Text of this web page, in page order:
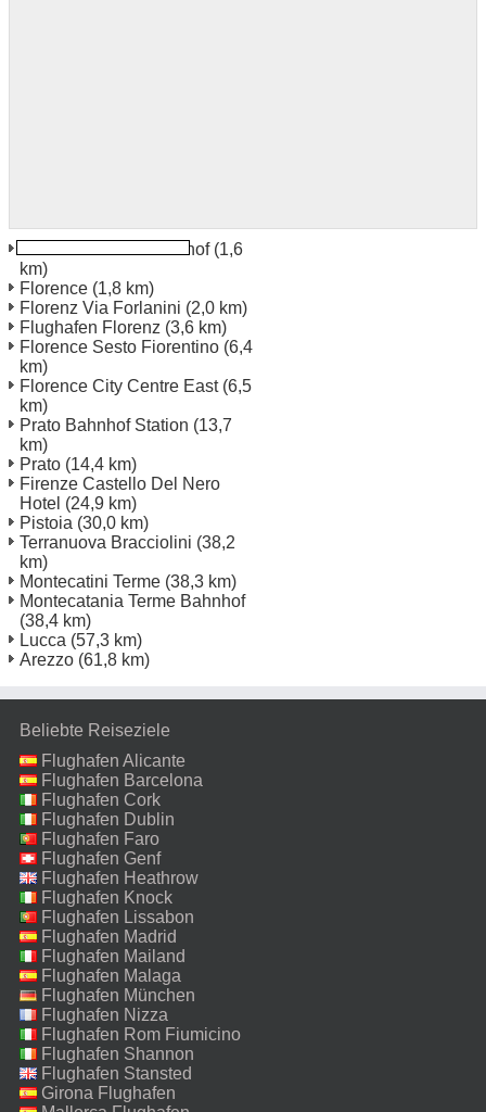
Florence S M N Bahnhof(1,6
km)
Florence (1,8 km)
Florenz Via Forlanini (2,0 km)
Flughafen Florenz (3,6 km)
Florence Sesto Fiorentino (6,4
km)
Florence City Centre East(6,5
km)
Prato Bahnhof Station (13,7
km)
Prato (14,4 km)
Firenze Castello Del Nero
Hotel (24,9 km)
Pistoia (30,0 km)
Terranuova Bracciolini (38,2
km)
Montecatini Terme (38,3 km)
Montecatania Terme Bahnhof
(38,4 km)
Lucca (57,3 km)
Arezzo (61,8 km)
Beliebte Reiseziele
Flughafen Alicante
Flughafen Barcelona
Flughafen Cork
Flughafen Dublin
Flughafen Faro
Flughafen Genf
Flughafen Heathrow
Flughafen Knock
Flughafen Lissabon
Flughafen Madrid
Flughafen Mailand
Malpensa
Flughafen Malaga
Flughafen München
Flughafen Nizza
Flughafen Rom Fiumicino
Flughafen Shannon
Flughafen Stansted
Girona Flughafen